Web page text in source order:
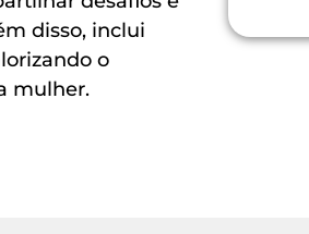
disso, inclui
o
mulher.